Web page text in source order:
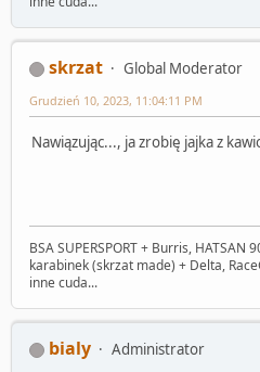
skrzat
Global Moderator
Grudzień 10, 2023, 11:04:11 PM
Nawiązując..., ja zrobię jajka z
BSA SUPERSPORT + Burris, HATSAN
karabinek (skrzat made) + Delta,
inne cuda...
bialy
Administrator